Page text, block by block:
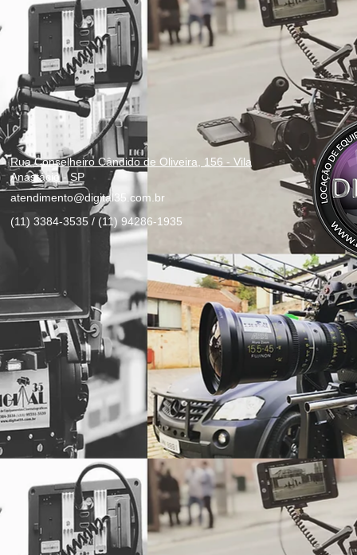
Rua Conselheiro Cândido de Oliveira, 156 - Vila
Anastácio - SP
atendimento@digital35.com.br
(11) 3384-3535 / (11) 94286-1935